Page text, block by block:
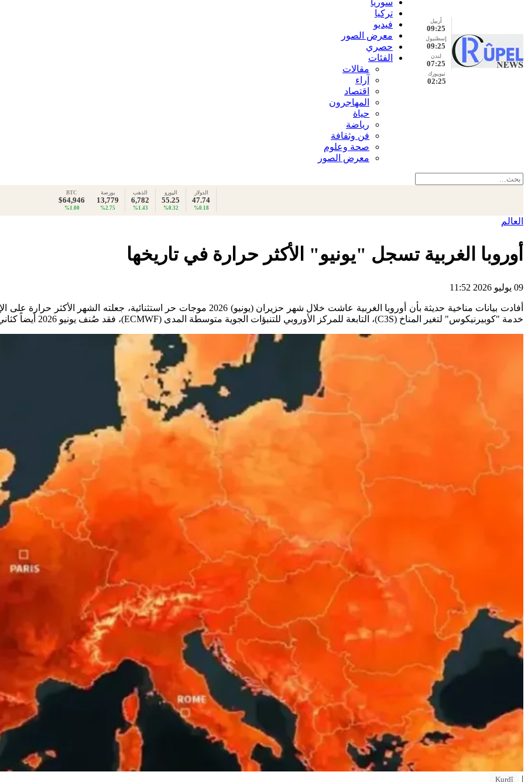
أربيل
09:25
إسطنبول
09:25
لندن
07:25
نيويورك
02:25
سوريا
تركيا
فيديو
معرض الصور
حصري
الفئات
مقالات
آراء
اقتصاد
المهاجرون
حياة
رياضة
فن وثقافة
صحة وعلوم
معرض الصور
الدولار
47.74
%0.18
اليورو
55.25
%0.32
الذهب
6,782
%1.43
بورصة
13,779
%2.75
BTC
$64,946
%1.00
العالم
أوروبا الغربية تسجل "يونيو" الأكثر حرارة في تاريخها
09 يوليو 2026 11:52
أفادت بيانات مناخية حديثة بأن أوروبا الغربية عاشت خلال شهر حزيران (يونيو) 2026
خدمة "كوبيرنيكوس" لتغير المناخ (C3S)، التابعة للمركز الأوروبي للتنبؤات الجوية متوسطة المدى (ECMWF)، فقد صُنف يونيو 2026 أيضاً كثاني أحر يونيو يمر على كوكب الأرض بشكل عام.
|
Kurdî